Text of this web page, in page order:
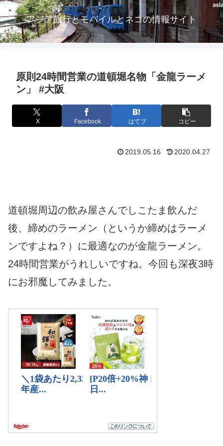
アジア旅行とモバイルとネコの情報サイト
原則24時間営業の道頓堀名物「金龍ラーメ
ン」 #大阪
X Facebook はてブ コピー
2019.05.16 2020.04.27
道頓堀周辺の飲み屋さんでしこたま飲んだ
後、締めのラーメン（というか締めはラーメ
ンですよね？）に最適なのが金龍ラーメン。
24時間営業がうれしいですね。今回も深夜3時
にお邪魔してみました。